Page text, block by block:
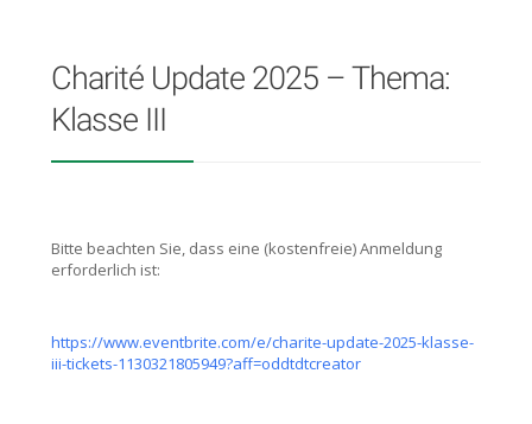
Charité Update 2025 – Thema:
Klasse III
Bitte beachten Sie, dass eine (kostenfreie) Anmeldung
erforderlich ist:
https://www.eventbrite.com/e/charite-update-2025-klasse-
iii-tickets-1130321805949?aff=oddtdtcreator